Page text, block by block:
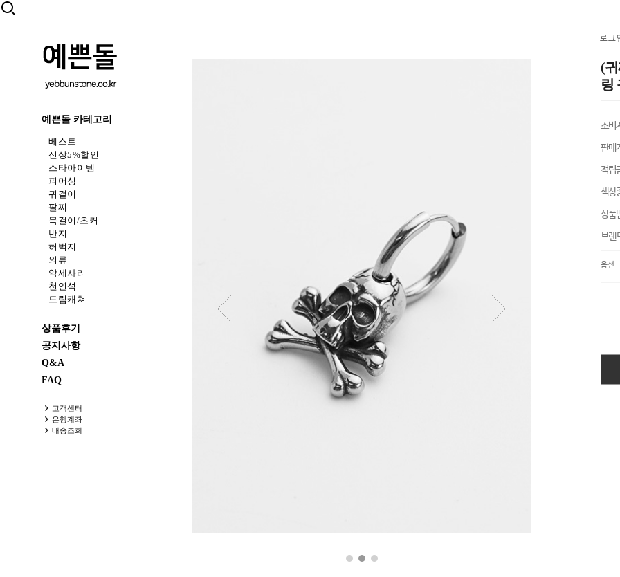
로그
예쁜돌 카테고리
베스트
신상5%할인
스타아이템
피어싱
귀걸이
팔찌
목걸이/초커
반지
허벅지
의류
악세사리
천연석
드림캐쳐
상품후기
공지사항
Q&A
FAQ
고객센터
은행계좌
배송조회
(
링
소비
판매
적립
색상
상품
브랜
옵션